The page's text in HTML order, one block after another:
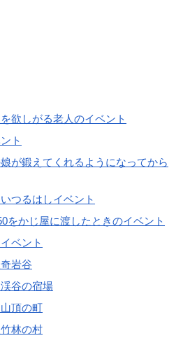
欲しがる老人のイベント
ト
が鍛えてくれるようになってから
つるはしイベント
をかじ屋に渡したときのイベント
ベント
岩谷
谷の宿場
頂の町
林の村